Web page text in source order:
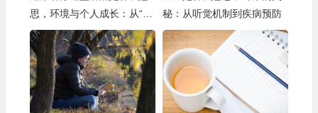
思，环境与个人成长：从“近
朱者赤近墨者黑”看影响力
秘：从听觉机制到疾病预防